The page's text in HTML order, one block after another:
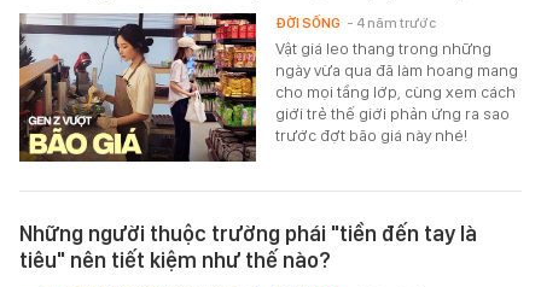
Vật giá leo thang trong những
ngày vừa qua đã làm hoang mang
cho mọi tầng lớp, cùng xem cách
giới trẻ thế giới phản ứng ra sao
trước đợt bão giá này nhé!
ĐỜI SỐNG - 4 năm trước
Những người thuộc trường phái "tiền đến tay là
tiêu" nên tiết kiệm như thế nào?